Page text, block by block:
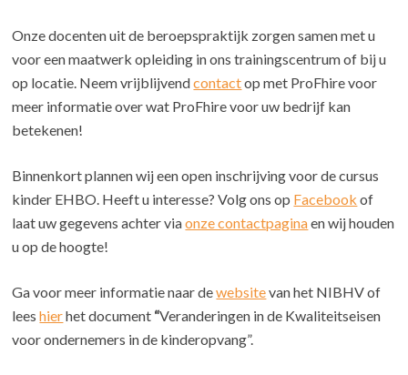
Onze docenten uit de beroepspraktijk zorgen samen met u
voor een maatwerk opleiding in ons trainingscentrum of bij u
op locatie. Neem vrijblijvendcontactop met ProFhire voor
meer informatie over wat ProFhire voor uw bedrijf kan
betekenen!
Binnenkort plannen wij een open inschrijving voor de cursus
kinder EHBO. Heeft u interesse? Volg ons op Facebook of
laat uw gegevens achter viaonze contactpaginaen wij houden
u op de hoogte!
Ga voor meer informatie naar dewebsitevan het NIBHV of
leeshierhet document “Veranderingen in de Kwaliteitseisen
voor ondernemers in de kinderopvang”.